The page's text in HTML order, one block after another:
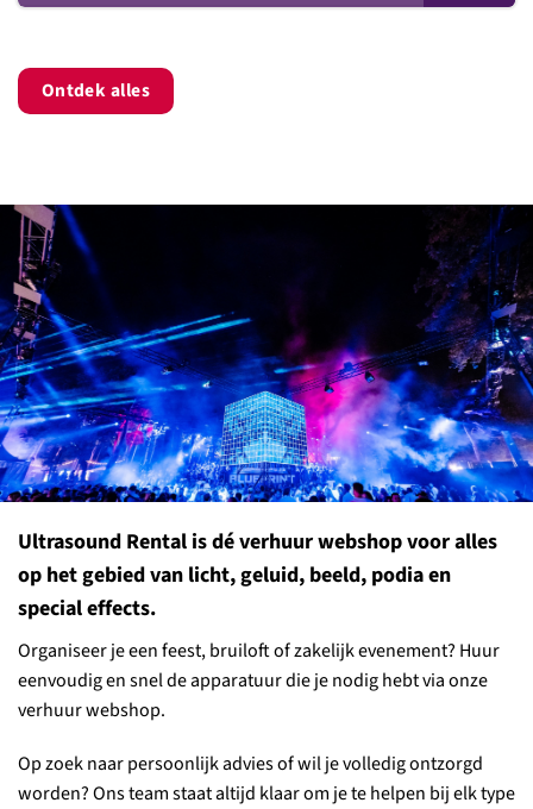
Ontdek alles
Ultrasound Rental is dé verhuur webshop voor alles
op het gebied van licht, geluid, beeld, podia en
special effects.
Organiseer je een feest, bruiloft of zakelijk evenement? Huur
eenvoudig en snel de apparatuur die je nodig hebt via onze
verhuur webshop.
Op zoek naar persoonlijk advies of wil je volledig ontzorgd
worden? Ons team staat altijd klaar om je te helpen bij elk type